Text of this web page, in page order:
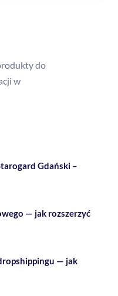
do
w
Gdański –
— jak rozszerzyć
— jak